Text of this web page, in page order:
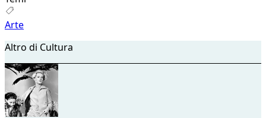
Arte
Altro di Cultura